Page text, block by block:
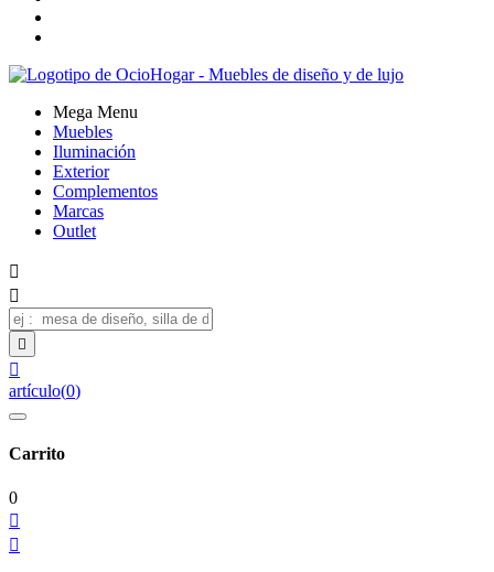
Mega Menu
Muebles
Iluminación
Exterior
Complementos
Marcas
Outlet




artículo(0)
Carrito
0

